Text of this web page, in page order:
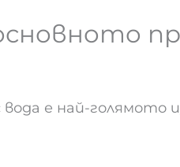
е най-голямото